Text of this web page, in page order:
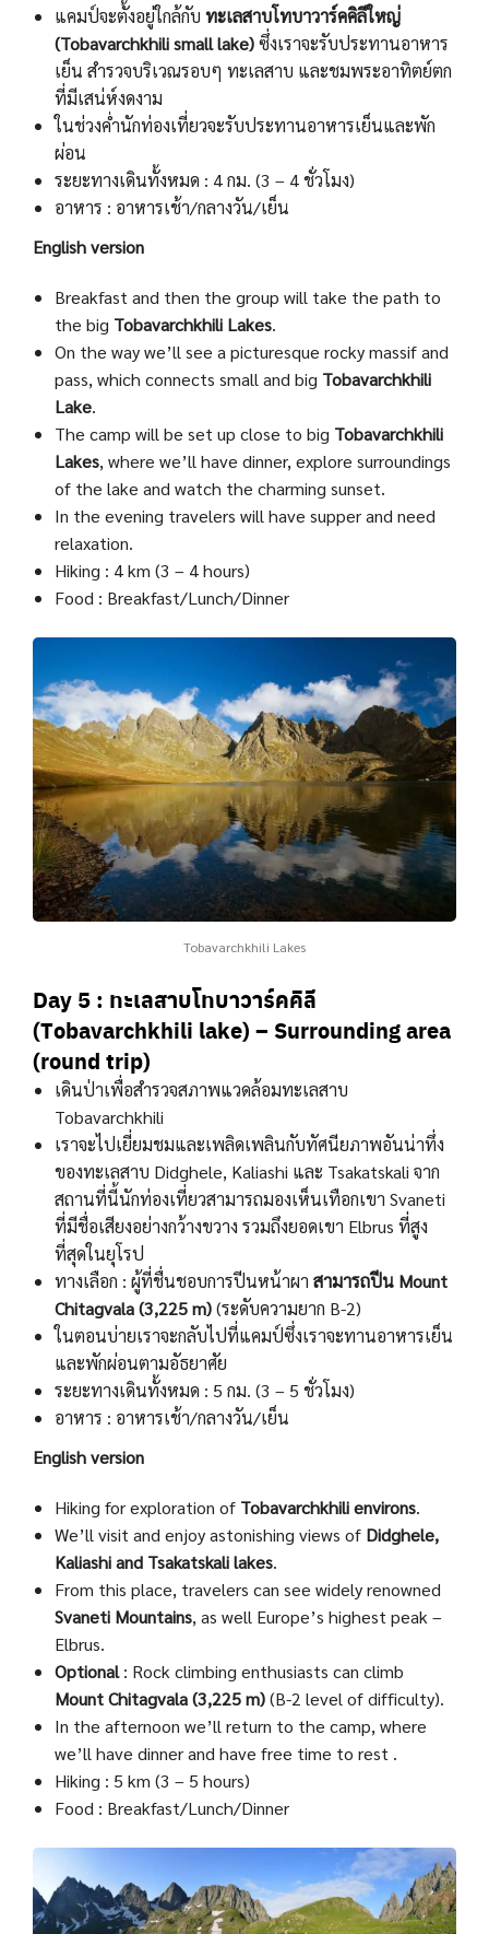
แคมป์จะตั้งอยู่ใกล้กับ ทะเลสาบโทบาวาร์คคิลีใหญ่
(Tobavarchkhili small lake)ซึ่งเราจะรับประทานอาหาร
เย็น สำรวจบริเวณรอบๆ ทะเลสาบ และชมพระอาทิตย์ตก
ที่มีเสน่ห์งดงาม
ในช่วงค่ำนักท่องเที่ยวจะรับประทานอาหารเย็นและพัก
ผ่อน
ระยะทางเดินทั้งหมด : 4 กม. (3 – 4 ชั่วโมง)
อาหาร : อาหารเช้า/กลางวัน/เย็น
English version
Breakfast and then the group will take the path to
the big Tobavarchkhili Lakes.
On the way we’ll see a picturesque rocky massif and
pass, which connects small and big Tobavarchkhili
Lake.
The camp will be set up close to big Tobavarchkhili
Lakes, where we’ll have dinner, explore surroundings
of the lake and watch the charming sunset.
In the evening travelers will have supper and need
relaxation.
Hiking : 4 km (3 – 4 hours)
Food : Breakfast/Lunch/Dinner
Tobavarchkhili Lakes
Day 5 : ทะเลสาบโทบาวาร์คคิลี
(Tobavarchkhili lake) – Surrounding area
(round trip)
เดินป่าเพื่อสำรวจสภาพแวดล้อมทะเลสาบ
Tobavarchkhili
เราจะไปเยี่ยมชมและเพลิดเพลินกับทัศนียภาพอันน่าทึ่ง
ของทะเลสาบ Didghele, Kaliashi และ Tsakatskali จาก
สถานที่นี้นักท่องเที่ยวสามารถมองเห็นเทือกเขา Svaneti
ที่มีชื่อเสียงอย่างกว้างขวาง รวมถึงยอดเขา Elbrus ที่สูง
ที่สุดในยุโรป
ทางเลือก : ผู้ที่ชื่นชอบการปีนหน้าผา สามารถปีน Mount
Chitagvala(3,225 m)(ระดับความยาก B-2)
ในตอนบ่ายเราจะกลับไปที่แคมป์ซึ่งเราจะทานอาหารเย็น
และพักผ่อนตามอัธยาศัย
ระยะทางเดินทั้งหมด : 5 กม. (3 – 5 ชั่วโมง)
อาหาร : อาหารเช้า/กลางวัน/เย็น
English version
Hiking for exploration of Tobavarchkhili environs.
We’ll visit and enjoy astonishing views of Didghele,
Kaliashi and Tsakatskali lakes.
From this place, travelers can see widely renowned
Svaneti Mountains, as well Europe’s highest peak –
Elbrus.
Optional: Rock climbing enthusiasts can climb
Mount Chitagvala (3,225 m)(B-2 level of difficulty).
In the afternoon we’ll return to the camp, where
we’ll have dinner and have free time to rest .
Hiking : 5 km (3 – 5 hours)
Food : Breakfast/Lunch/Dinner